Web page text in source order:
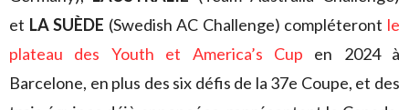
et LA SUÈDE (Swedish AC Challenge) compléteront le
plateau des Youth et America’s Cup en 2024 à
Barcelone, en plus des six défis de la 37e Coupe, et des